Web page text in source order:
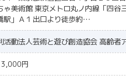
ゃ美術館東京メトロ丸ノ内線「四谷
駅」Ａ１出口より徒歩約…
活動法人芸術と遊び創造協会 高齢者
円